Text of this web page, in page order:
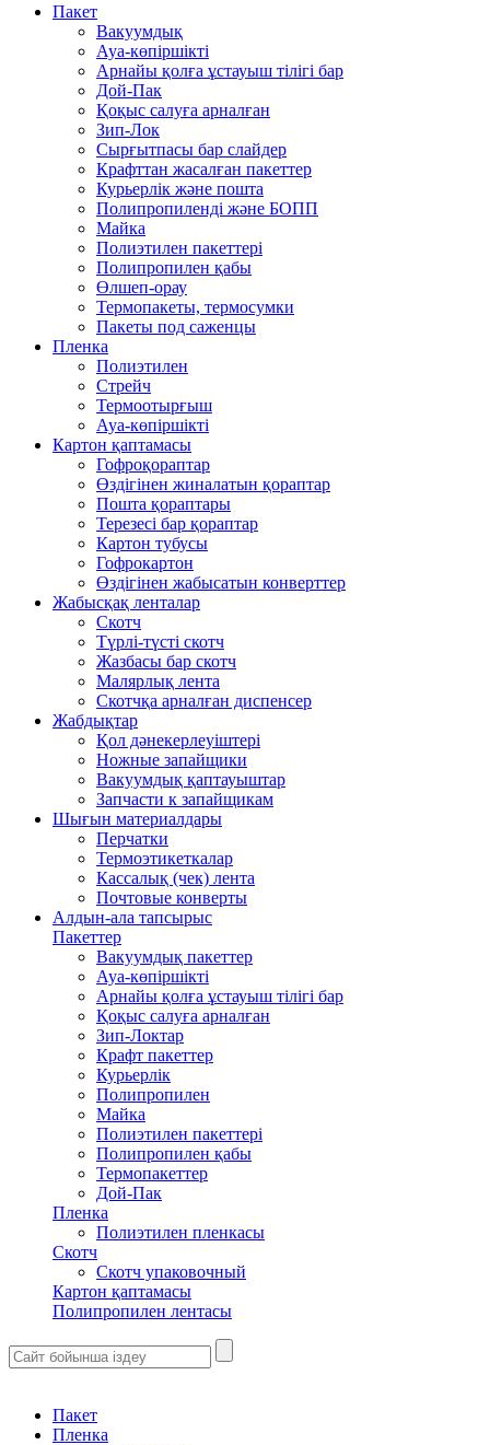
Пакет
Вакуумдық
Ауа-көпіршікті
Арнайы қолға ұстауыш тілігі бар
Дой-Пак
Қоқыс салуға арналған
Зип-Лок
Сырғытпасы бар слайдер
Крафттан жасалған пакеттер
Курьерлік және пошта
Полипропиленді және БОПП
Майка
Полиэтилен пакеттері
Полипропилен қабы
Өлшеп-орау
Термопакеты, термосумки
Пакеты под саженцы
Пленка
Полиэтилен
Стрейч
Термоотырғыш
Ауа-көпіршікті
Картон қаптамасы
Гофроқораптар
Өздігінен жиналатын қораптар
Пошта қораптары
Терезесі бар қораптар
Картон тубусы
Гофрокартон
Өздігінен жабысатын конверттер
Жабысқақ ленталар
Скотч
Түрлі-түсті скотч
Жазбасы бар скотч
Малярлық лента
Скотчқа арналған диспенсер
Жабдықтар
Қол дәнекерлеуіштері
Ножные запайщики
Вакуумдық қаптауыштар
Запчасти к запайщикам
Шығын материалдары
Перчатки
Термоэтикеткалар
Кассалық (чек) лента
Почтовые конверты
Алдын-ала тапсырыс
Пакеттер
Вакуумдық пакеттер
Ауа-көпіршікті
Арнайы қолға ұстауыш тілігі бар
Қоқыс салуға арналған
Зип-Локтар
Крафт пакеттер
Курьерлік
Полипропилен
Майка
Полиэтилен пакеттері
Полипропилен қабы
Термопакеттер
Дой-Пак
Пленка
Полиэтилен пленкасы
Скотч
Скотч упаковочный
Картон қаптамасы
Полипропилен лентасы
Пакет
Пленка